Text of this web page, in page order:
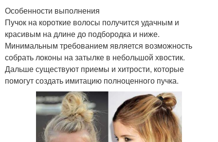
Особенности выполнения
Пучок на короткие волосы получится удачным и
красивым на длине до подбородка и ниже.
Минимальным требованием является возможность
собрать локоны на затылке в небольшой хвостик.
Дальше существуют приемы и хитрости, которые
помогут создать имитацию полноценного пучка.